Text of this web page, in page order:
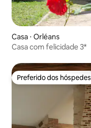
Casa ⋅ Orléans
Casa com felicidade 3*
Preferido dos hóspedes
Preferido dos hóspedes